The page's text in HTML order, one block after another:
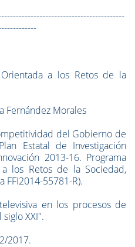
a los Retos de la
Fernández Morales
del Gobierno de
Estatal de Investigación
2013-16. Programa
los Retos de la Sociedad,
FFI2014-55781-R).
en los procesos de
XXI".
2017.